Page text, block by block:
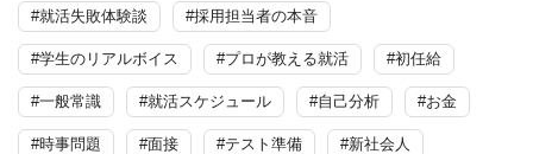
#就活失敗体験談 #採用担当者の本音
#学生のリアルボイス #プロが教える就活 #初任給
#一般常識 #就活スケジュール #自己分析 #お金
#時事問題 #面接 #テスト準備 #新社会人